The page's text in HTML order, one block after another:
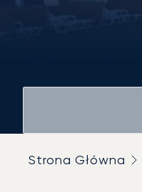
Strona Główna